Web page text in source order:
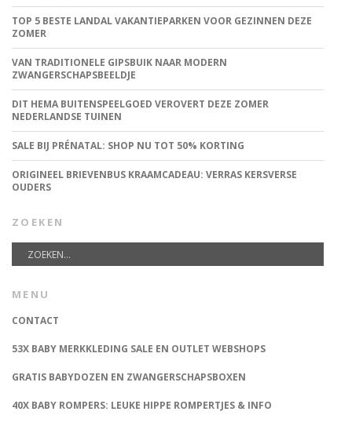
TOP 5 BESTE LANDAL VAKANTIEPARKEN VOOR GEZINNEN DEZE
ZOMER
VAN TRADITIONELE GIPSBUIK NAAR MODERN
ZWANGERSCHAPSBEELDJE
DIT HEMA BUITENSPEELGOED VEROVERT DEZE ZOMER
NEDERLANDSE TUINEN
SALE BIJ PRÉNATAL: SHOP NU TOT 50% KORTING
ORIGINEEL BRIEVENBUS KRAAMCADEAU: VERRAS KERSVERSE
OUDERS
ZOEKEN
MENU
CONTACT
53X BABY MERKKLEDING SALE EN OUTLET WEBSHOPS
GRATIS BABYDOZEN EN ZWANGERSCHAPSBOXEN
40X BABY ROMPERS: LEUKE HIPPE ROMPERTJES & INFO